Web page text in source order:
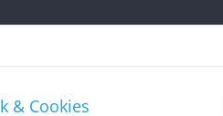
& Cookies